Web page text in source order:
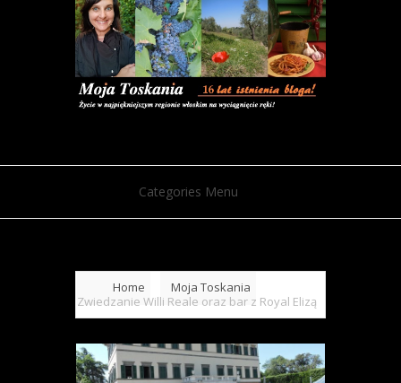
Categories Menu
Home
Moja Toskania
Zwiedzanie Willi Reale oraz bar z Royal Elizą